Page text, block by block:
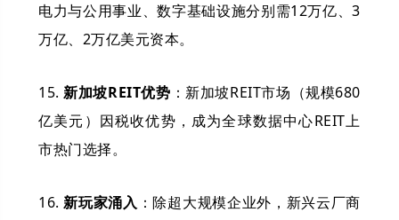
电力与公用事业、数字基础设施分别需12万亿、3
万亿、2万亿美元资本。
15.新加坡REIT优势 ：新加坡REIT市场（规模680
亿美元）因税收优势，成为全球数据中心REIT上
市热门选择。
16.新玩家涌入 ：除超大规模企业外，新兴云厂商